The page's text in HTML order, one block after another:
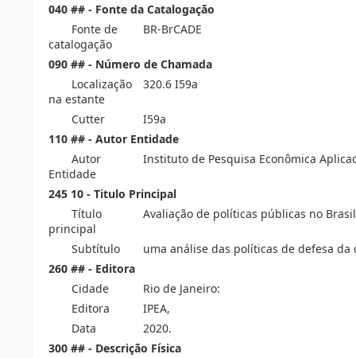
040 ## - Fonte da Catalogação
Fonte de
catalogação
BR-BrCADE
090 ## - Número de Chamada
Localização
na estante
320.6 I59a
Cutter
I59a
110 ## - Autor Entidade
Autor
Entidade
Instituto de Pesquisa Econômica
245 10 - Titulo Principal
Título
principal
Avaliação de políticas públicas no
Subtítulo
uma análise das políticas de defesa da
260 ## - Editora
Cidade
Rio de Janeiro:
Editora
IPEA,
Data
2020.
300 ## - Descrição Física